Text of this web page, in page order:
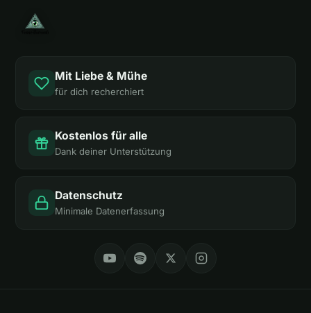
Mit Liebe & Mühe
für dich recherchiert
Kostenlos für alle
Dank deiner Unterstützung
Datenschutz
Minimale Datenerfassung